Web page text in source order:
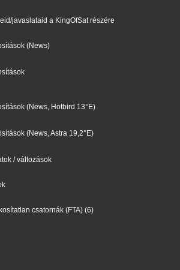
javaslataid a KingOfSat részére
(News)
(News, Hotbird 13°E)
(News, Astra 19,2°E)
/ változások
csatornák (FTA) (6)